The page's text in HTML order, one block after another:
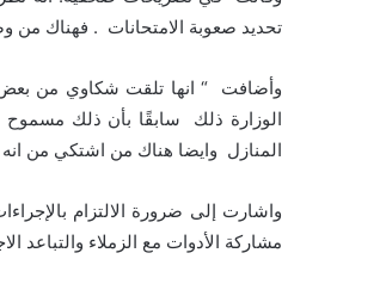
تحديد صعوبة الامتحانات . فهناك من
وأضافت “ انها تلقت شكاوي من بعض
الوزارة ذلك سابقًا بأن ذلك مسموح
المنازل وايضا هناك من اشتكي من انه
واشارت إلى ضرورة الالتزام
مشاركة الأدوات مع الزملاء والتباعد